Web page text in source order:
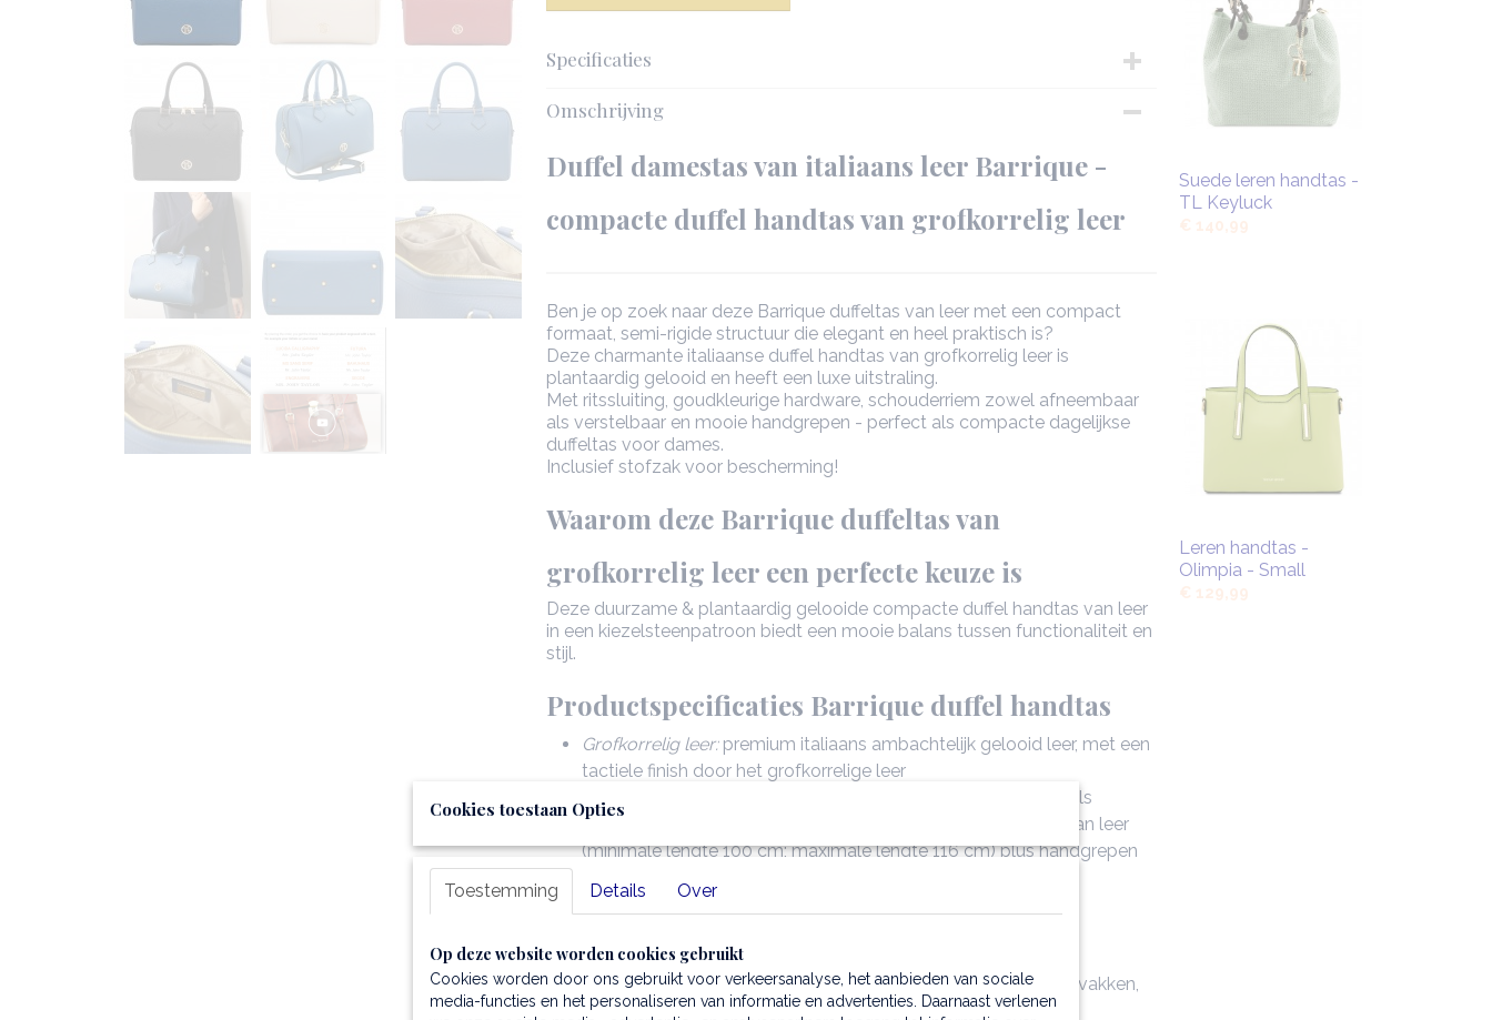
Specificaties
Productcode
Netto gewicht
Omschrijving
Duffel damestas van italiaans leer Barrique -
compacte duffel handtas van grofkorrelig leer
Ben je op zoek naar deze Barrique duffeltas van leer met een compact
formaat, semi-rigide structuur die elegant en heel praktisch is?
Deze charmante italiaanse duffel handtas van grofkorrelig leer is
plantaardig gelooid en heeft een luxe uitstraling.
Met ritssluiting, goudkleurige hardware, schouderriem zowel afneembaar
als verstelbaar en mooie handgrepen - perfect als compacte dagelijkse
duffeltas voor dames.
Inclusief stofzak voor bescherming!
Waarom deze Barrique duffeltas van
grofkorrelig leer een perfecte keuze is
Deze duurzame & plantaardig gelooide compacte duffel handtas van leer
in een kiezelsteenpatroon biedt een mooie balans tussen functionaliteit en
stijl.
Productspecificaties Barrique duffel handtas
Grofkorrelig leer:premium italiaans ambachtelijk gelooid leer, met een
tactiele finish door het grofkorrelige leer
Compact duffel design:
ruim genoeg voor dagelijkse essentials
Veelzijdig dragen:
afneembare & verstelbare schouderriem van leer
(minimale lengte 100 cm; maximale lengte 116 cm) plus handgrepen
Afmetingen: 30,5 x 20 x 17,5 cm
Voering:sterke polyester voering
Praktische indeling:1 compartiment, 2 multifunctionele open vakken,
binnenin een ritsvak
Suede leren handtas -
TL Keyluck
€ 140,99
Leren handtas -
Olimpia - Small
€ 129,99
Cookies toestaan Opties
Toestemming Details Over
Op deze website worden cookies gebruikt
Cookies worden door ons gebruikt voor verkeersanalyse, het aanbieden van sociale
media-functies en het personaliseren van informatie en advertenties. Daarnaast verlenen